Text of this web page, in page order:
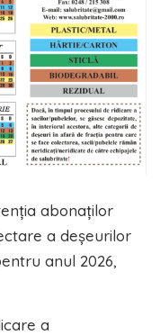
abonaților
a deșeurilor
anul 2026,
a